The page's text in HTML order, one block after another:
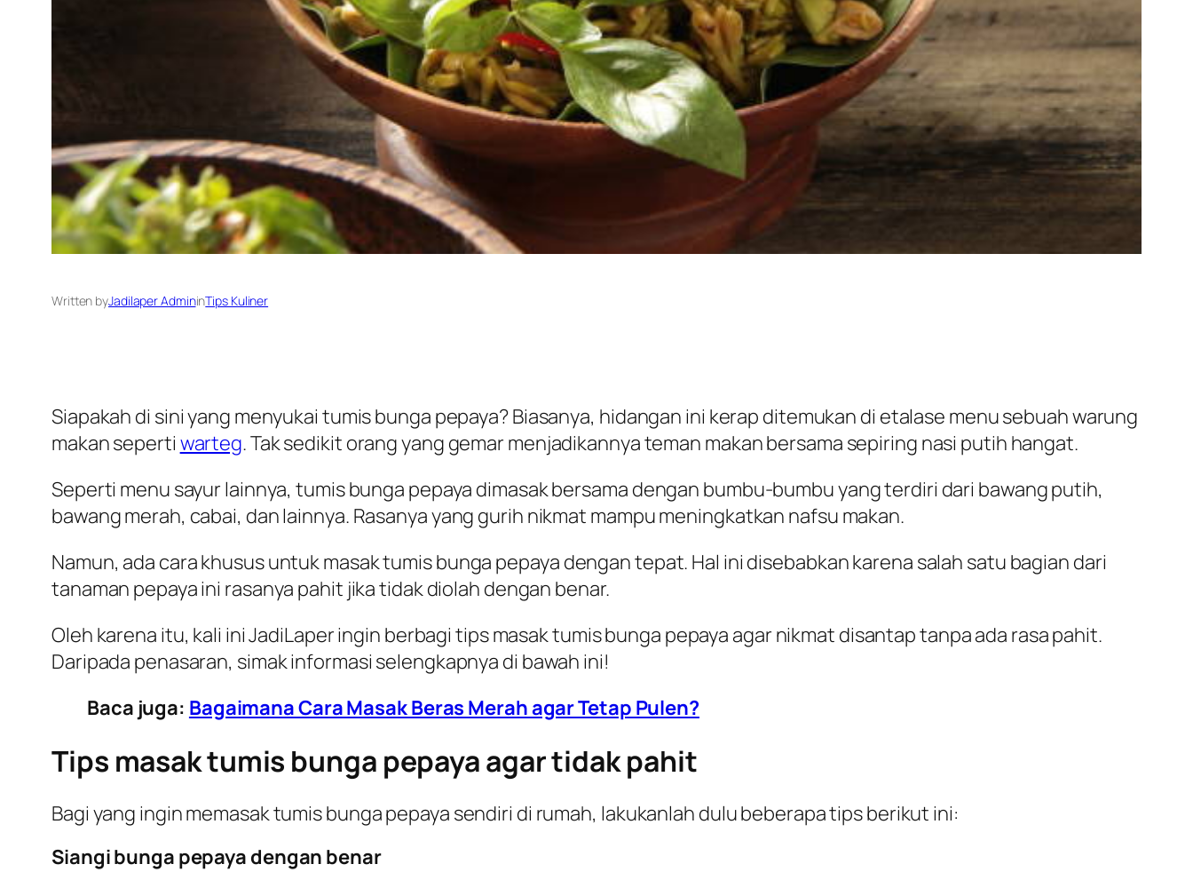
Written byJadilaper AdmininTips Kuliner
Siapakah di sini yang menyukai tumis bunga pepaya? Biasanya, hidangan ini kerap ditemukan di etalase menu sebuah warung
makan seperti warteg. Tak sedikit orang yang gemar menjadikannya teman makan bersama sepiring nasi putih hangat.
Seperti menu sayur lainnya, tumis bunga pepaya dimasak bersama dengan bumbu-bumbu yang terdiri dari bawang putih,
bawang merah, cabai, dan lainnya. Rasanya yang gurih nikmat mampu meningkatkan nafsu makan.
Namun, ada cara khusus untuk masak tumis bunga pepaya dengan tepat. Hal ini disebabkan karena salah satu bagian dari
tanaman pepaya ini rasanya pahit jika tidak diolah dengan benar.
Oleh karena itu, kali iniJadiLaperingin berbagi tips masak tumis bunga pepaya agar nikmat disantap tanpa ada rasa pahit.
Daripada penasaran, simak informasi selengkapnya di bawah ini!
Baca juga: Bagaimana Cara Masak Beras Merah agar Tetap Pulen?
Tips masak tumis bunga pepaya agar tidak pahit
Bagi yang ingin memasak tumis bunga pepaya sendiri di rumah, lakukanlah dulu beberapa tips berikut ini:
Siangi bunga pepaya dengan benar